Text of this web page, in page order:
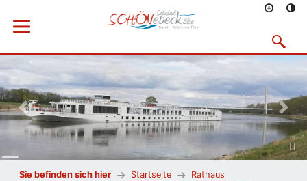
Menü öffnen
Vorheriges Bild
Sie befinden sich hier Startseite
Rathaus